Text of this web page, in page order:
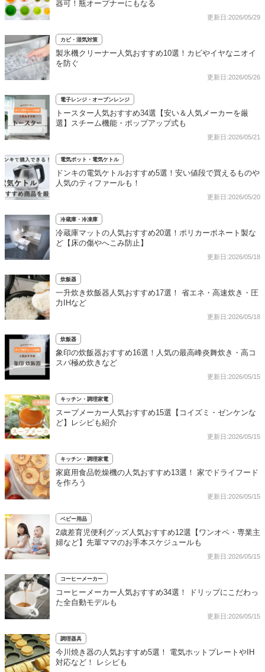
器可！瓶オープナーにもなる
更新日:2026/05/29
カビ・湿気対策
製氷機クリーナー人気おすすめ10選！カビやイヤなニオイ
を防ぐ
更新日:2026/05/26
電子レンジ・オーブンレンジ
トースター人気おすすめ34選【安い＆人気メーカーを厳
選】スチーム機能・ポップアップ式も
更新日:2026/05/21
電気ポット・電気ケトル
ドンキの電気ケトルおすすめ5選！安い値段で買えるものや
人気のティファールも！
更新日:2026/05/20
冷蔵庫・冷凍庫
冷蔵庫マットの人気おすすめ20選！ポリカーボネート製な
ど【床の傷やへこみ防止】
更新日:2026/05/18
炊飯器
一升炊き炊飯器人気おすすめ17選！ 省エネ・高速炊き・圧
力IHなど
更新日:2026/05/18
炊飯器
象印の炊飯器おすすめ16選！人気の最高峰炎舞炊き・高コ
スパ極め炊きなど
更新日:2026/05/15
キッチン・調理家電
スープメーカー人気おすすめ15選【コイズミ・ゼンケンな
ど】レシピも紹介
更新日:2026/05/15
キッチン・調理家電
家庭用食品乾燥機の人気おすすめ13選！ 家でドライフード
を作ろう
更新日:2026/05/15
ベビー用品
2歳差育児便利グッズ人気おすすめ12選【ワンオペ・専業主
婦など】先輩ママのお手本スケジュールも
更新日:2026/05/15
コーヒーメーカー
コーヒーメーカー人気おすすめ34選！ ドリップにこだわっ
た全自動モデルも
更新日:2026/05/15
調理器具
今川焼き器の人気おすすめ5選！ 電気ホットプレートやIH
対応など！ レシピも